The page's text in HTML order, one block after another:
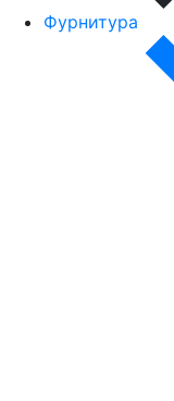
Фурнитура